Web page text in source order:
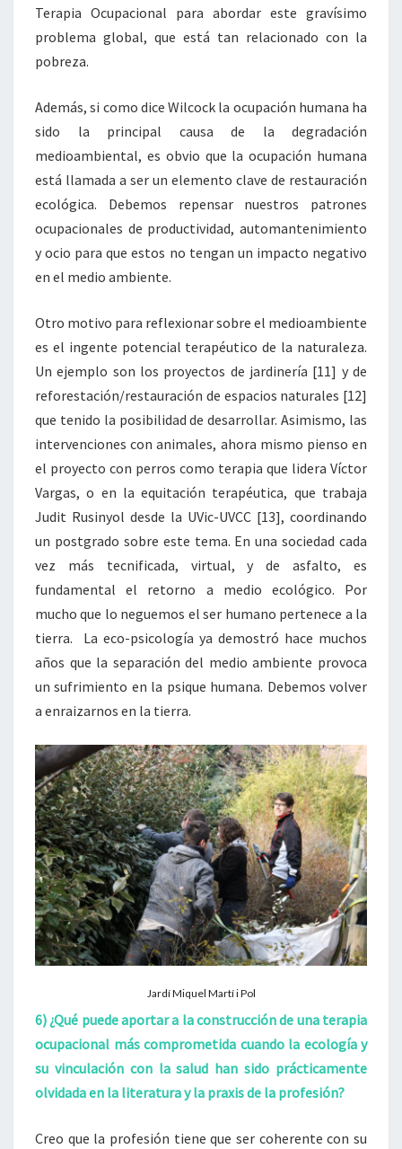
Terapia Ocupacional para abordar este gravísimo
problema global, que está tan relacionado con la
pobreza.
Además, si como dice Wilcock la ocupación humana ha
sido la principal causa de la degradación
medioambiental, es obvio que la ocupación humana
está llamada a ser un elemento clave de restauración
ecológica. Debemos repensar nuestros patrones
ocupacionales de productividad, automantenimiento
y ocio para que estos no tengan un impacto negativo
en el medio ambiente.
Otro motivo para reflexionar sobre el medioambiente
es el ingente potencial terapéutico de la naturaleza.
Un ejemplo son los proyectos de jardinería [11] y de
reforestación/restauración de espacios naturales [12]
que tenido la posibilidad de desarrollar. Asimismo, las
intervenciones con animales, ahora mismo pienso en
el proyecto con perros como terapia que lidera Víctor
Vargas, o en la equitación terapéutica, que trabaja
Judit Rusinyol desde la UVic-UVCC [13], coordinando
un postgrado sobre este tema. En una sociedad cada
vez más tecnificada, virtual, y de asfalto, es
fundamental el retorno a medio ecológico. Por
mucho que lo neguemos el ser humano pertenece a la
tierra. La eco-psicología ya demostró hace muchos
años que la separación del medio ambiente provoca
un sufrimiento en la psique humana. Debemos volver
a enraizarnos en la tierra.
Jardí Miquel Martí i Pol
6) ¿Qué puede aportar a la construcción de una terapia
ocupacional más comprometida cuando la ecología y
su vinculación con la salud han sido prácticamente
olvidada en la literatura y la praxis de la profesión?
Creo que la profesión tiene que ser coherente con su